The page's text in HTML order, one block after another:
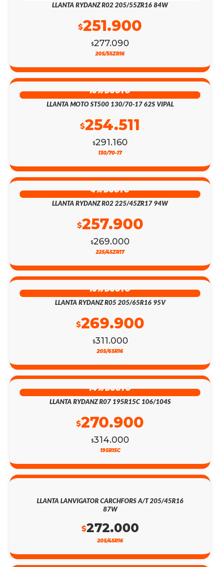
LLANTA RYDANZ R02 205/55ZR16 84W
$277.090
$251.900
205/55ZR16
13% DSCTO
LLANTA MOTO ST500 130/70-17 62S VIPAL
$291.160
$254.511
130/70-17
4% DSCTO
LLANTA RYDANZ R02 225/45ZR17 94W
$269.000
$257.900
225/45ZR17
13% DSCTO
LLANTA RYDANZ R05 205/65R16 95V
$311.000
$269.900
205/65R16
14% DSCTO
LLANTA RYDANZ R07 195R15C 106/104S
$314.000
$270.900
195R15C
LLANTA LANVIGATOR CARCHFORS A/T 205/45R16
87W
$272.000
205/45R16